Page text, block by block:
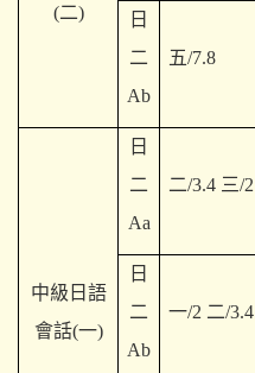
(二)
日
二
Ab
五/7.8
中級日語
會話(一)
日
二
Aa
二/3.4 三/2
日
二
Ab
一/2 二/3.4